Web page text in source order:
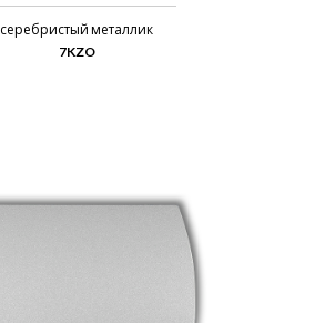
серебристый металлик
7KZO